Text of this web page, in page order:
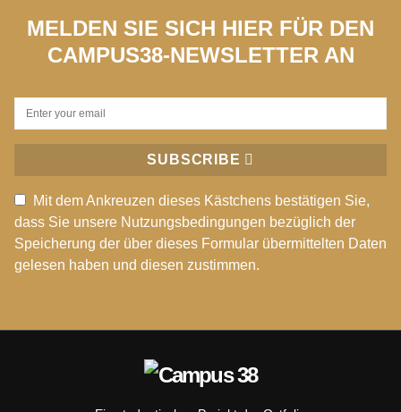
MELDEN SIE SICH HIER FÜR DEN
CAMPUS38-NEWSLETTER AN
SUBSCRIBE
Mit dem Ankreuzen dieses Kästchens bestätigen Sie,
dass Sie unsere Nutzungsbedingungen bezüglich der
Speicherung der über dieses Formular übermittelten Daten
gelesen haben und diesen zustimmen.